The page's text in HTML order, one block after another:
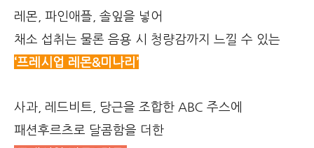
레몬, 파인애플, 솔잎을 넣어
채소 섭취는 물론 음용 시 청량감까지 느낄 수 있는
‘프레시업 레몬&미나리’
사과, 레드비트, 당근을 조합한 ABC 주스에
패션후르츠로 달콤함을 더한